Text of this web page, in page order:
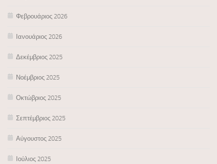
Φεβρουάριος 2026
Ιανουάριος 2026
Δεκέμβριος 2025
Νοέμβριος 2025
Οκτώβριος 2025
Σεπτέμβριος 2025
Αύγουστος 2025
Ιούλιος 2025